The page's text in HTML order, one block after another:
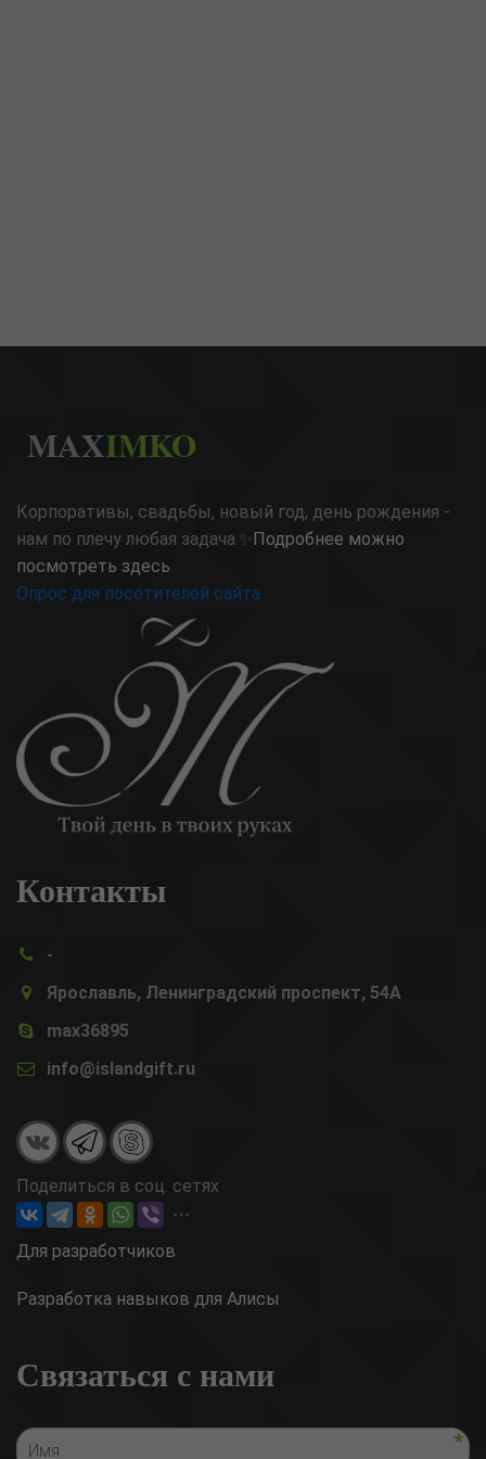
MAXIMKO
Корпоративы, свадьбы, новый год, день рождения -
нам по плечу любая задача.✨ Подробнее можно
посмотреть здесь
Опрос для посетителей сайта
Контакты
-
Ярославль, Ленинградский проспект, 54А
max36895
info@islandgift.ru
Поделиться в соц. сетях
Для разработчиков
Разработка навыков для Алисы
Связаться с нами